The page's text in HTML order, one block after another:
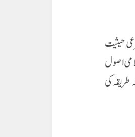
حیثیت
اصول
کی